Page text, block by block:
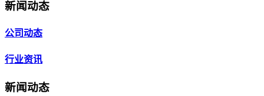
新闻动态
公司动态
行业资讯
新闻动态